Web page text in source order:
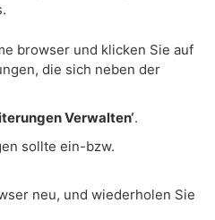
browser und klicken Sie auf
die sich neben der
Verwalten‘.
sollte ein-bzw.
neu, und wiederholen Sie